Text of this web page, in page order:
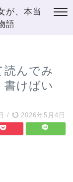
が、本当
語
読んでみ
書けばい
/ 2026年5月4日